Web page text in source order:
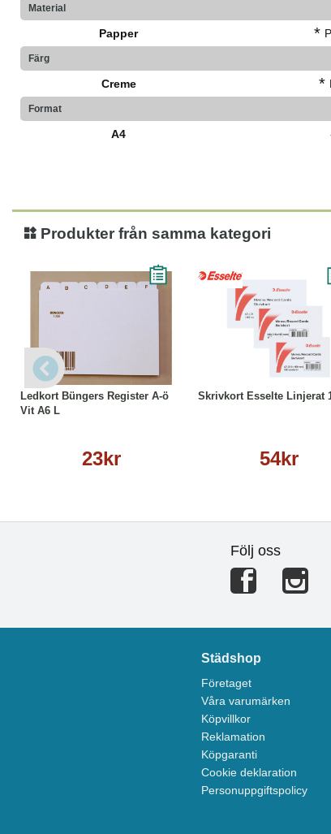
Material
Papper *
Färg
Creme *
Format
A4
Produkter från samma kategori
Ledkort Büngers Register A-ö
Vit A6 L
23kr
Köp
Skrivkort Esselte Linjerat
54kr
Läs mer
Följ oss
Städshop
Företaget
Våra varumärken
Köpvillkor
Reklamation
Köpgaranti
Cookie deklaration
Personuppgiftspolicy